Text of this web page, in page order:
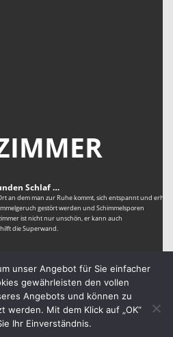
an dem man zur Ruhe kommt, sich entspannt und erholt.
gestört werden und Schimmelsporen
ist nicht nur unschön, er kann auch
die Superwand.
Schlaf …
unser Angebot für Sie einfacher
gewährleisten den vollen
Angebots und können zu
werden. Mit dem Klick auf „OK“
Ihr Einverständnis.